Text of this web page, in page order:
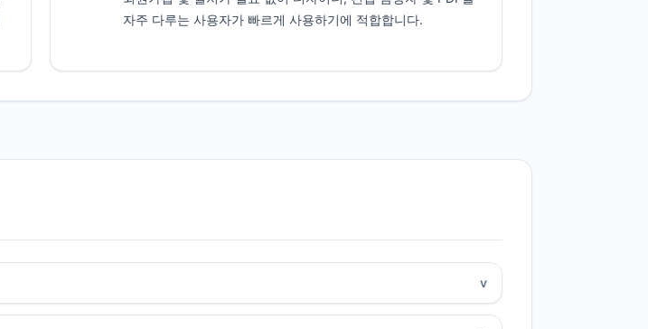
자주 다루는 사용자가 빠르게 사용하기에 적합합니다.
v